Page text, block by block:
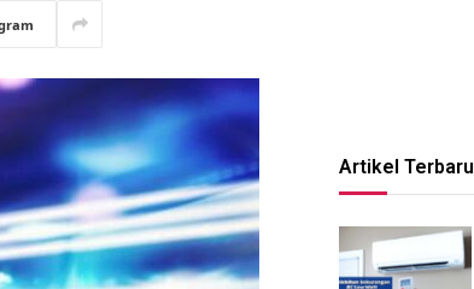
Artikel Terbaru